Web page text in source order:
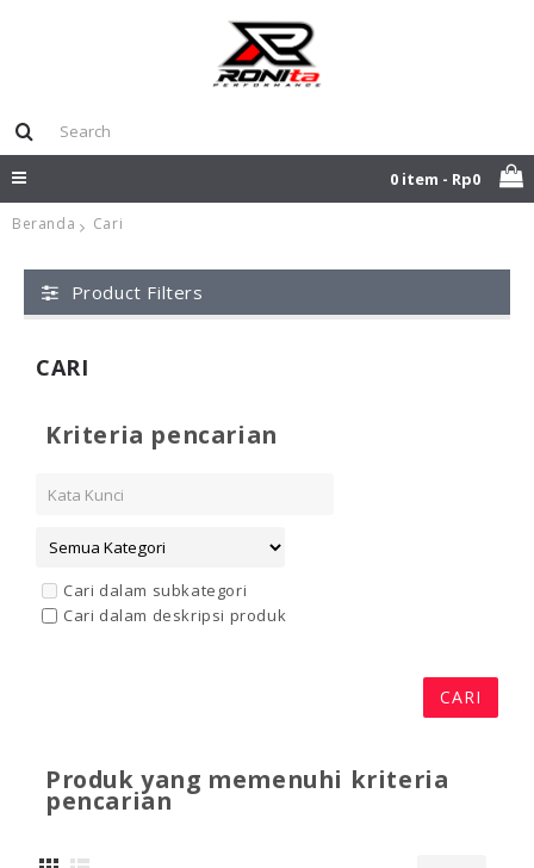
0 item - Rp0
Beranda Cari
Product Filters
CARI
Kriteria pencarian
Cari dalam subkategori
Cari dalam deskripsi produk
Produk yang memenuhi kriteria
pencarian